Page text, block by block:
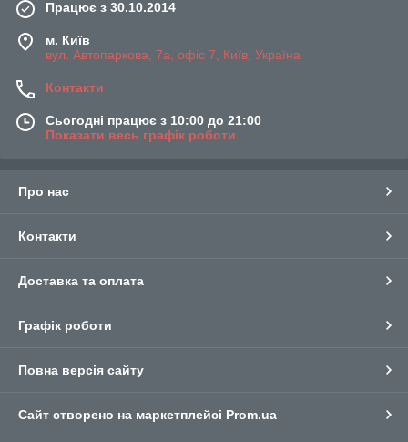
Працює з 30.10.2014
м. Київ
вул. Автопаркова, 7а, офіс 7, Київ, Україна
Контакти
Сьогодні працює з 10:00 до 21:00
Показати весь графік роботи
Про нас
Контакти
Доставка та оплата
Графік роботи
Повна версія сайту
Сайт створено на маркетплейсі Prom.ua